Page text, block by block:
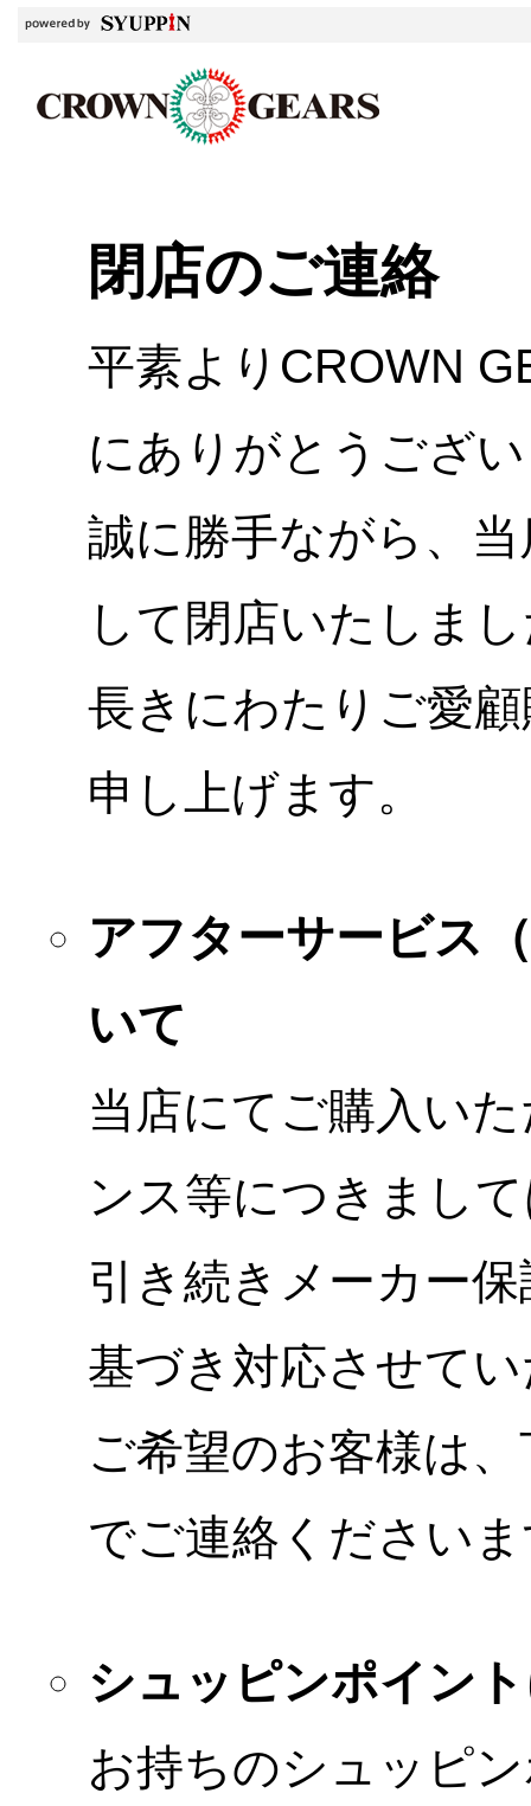
閉店のご連絡
平素よりCROWN
にありがとうござ
誠に勝手ながら、
して閉店いたしま
長きにわたりご愛
申し上げます。
アフターサービス
いて
当店にてご購入い
ンス等につきまし
引き続きメーカー
基づき対応させて
ご希望のお客様は
でご連絡ください
シュッピンポイン
お持ちのシュッピ